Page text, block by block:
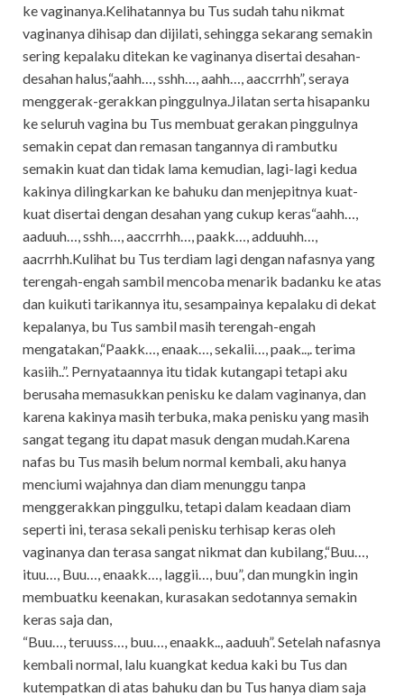
ke vaginanya.Kelihatannya bu Tus sudah tahu nikmat
vaginanya dihisap dan dijilati, sehingga sekarang semakin
sering kepalaku ditekan ke vaginanya disertai desahan-
desahan halus,“aahh…, sshh…, aahh…, aaccrrhh”, seraya
menggerak-gerakkan pinggulnya.Jilatan serta hisapanku
ke seluruh vagina bu Tus membuat gerakan pinggulnya
semakin cepat dan remasan tangannya di rambutku
semakin kuat dan tidak lama kemudian, lagi-lagi kedua
kakinya dilingkarkan ke bahuku dan menjepitnya kuat-
kuat disertai dengan desahan yang cukup keras“aahh…,
aaduuh…, sshh…, aaccrrhh…, paakk…, adduuhh…,
aacrrhh.Kulihat bu Tus terdiam lagi dengan nafasnya yang
terengah-engah sambil mencoba menarik badanku ke atas
dan kuikuti tarikannya itu, sesampainya kepalaku di dekat
kepalanya, bu Tus sambil masih terengah-engah
mengatakan,“Paakk…, enaak…, sekalii…, paak..,. terima
kasiih..”. Pernyataannya itu tidak kutangapi tetapi aku
berusaha memasukkan penisku ke dalam vaginanya, dan
karena kakinya masih terbuka, maka penisku yang masih
sangat tegang itu dapat masuk dengan mudah.Karena
nafas bu Tus masih belum normal kembali, aku hanya
menciumi wajahnya dan diam menunggu tanpa
menggerakkan pinggulku, tetapi dalam keadaan diam
seperti ini, terasa sekali penisku terhisap keras oleh
vaginanya dan terasa sangat nikmat dan kubilang,“Buu…,
ituu…, Buu…, enaakk…, laggii…, buu”, dan mungkin ingin
membuatku keenakan, kurasakan sedotannya semakin
keras saja dan,
“Buu…, teruuss…, buu…, enaakk.., aaduuh”. Setelah nafasnya
kembali normal, lalu kuangkat kedua kaki bu Tus dan
kutempatkan di atas bahuku dan bu Tus hanya diam saja